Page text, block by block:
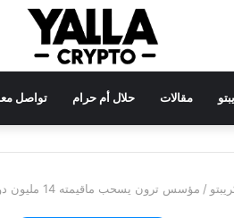
مقالات حلال أم حرام تواصل
/ مؤسس ترون يسحب ماقيمته 14 مليون دولار من الإثيريوم من بينانس.. فما الذي يحصل؟